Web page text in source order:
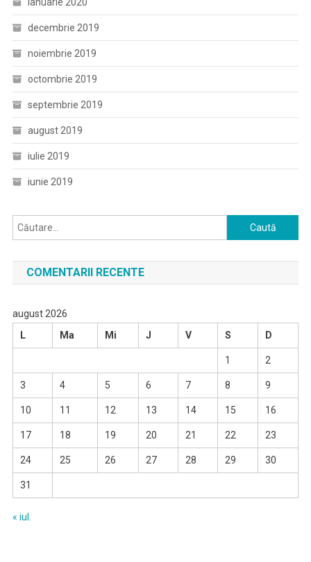
decembrie 2019
noiembrie 2019
octombrie 2019
septembrie 2019
august 2019
iulie 2019
iunie 2019
Caută
după:
COMENTARII RECENTE
august 2026
L
Ma Mi J V S D
1 2
3 4 5 6 7 8 9
10 11 12 13 14 15 16
17 18 19 20 21 22 23
24 25 26 27 28 29 30
31
« iul.